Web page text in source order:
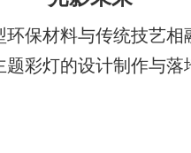
保材料与传统技艺
彩灯的设计制作与